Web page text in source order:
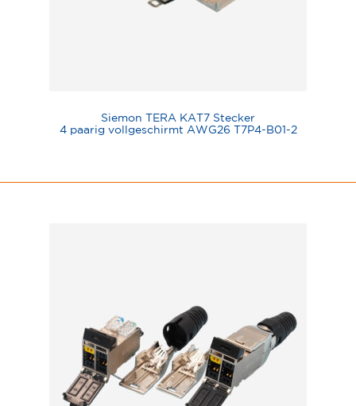
Siemon TERA KAT7 Stecker
4 paarig vollgeschirmt AWG26 T7P4-B01-2